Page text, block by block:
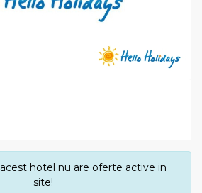
hotel nu are oferte active in
site!